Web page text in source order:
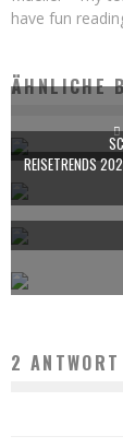
have fun
ÄHNLICHE
REISETRENDS
2 ANTWORT